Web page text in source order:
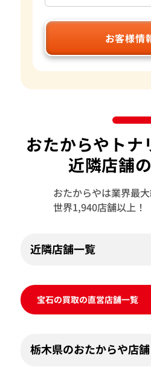
お客様情
おたからやトナ
近隣店舗の
おたからやは業界最
世界1,940店舗以上！
近隣店舗一覧
宝石の買取の直営店舗一覧
栃木県のおたからや店舗